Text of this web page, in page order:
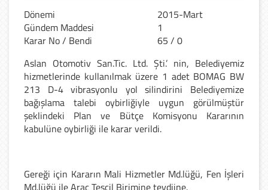
Dönemi
2015-Mart
Gündem Maddesi
1
Karar No / Bendi
65 / 0
Aslan Otomotiv San.Tic. Ltd. Şti.’ nin, Belediyemiz
hizmetlerinde kullanılmak üzere 1 adet BOMAG BW
213 D-4 vibrasyonlu yol silindirini Belediyemize
bağışlama talebi oybirliğiyle uygun görülmüştür
şeklindeki Plan ve Bütçe Komisyonu Kararının
kabulüne oybirliği ile karar verildi.
Gereği için Kararın Mali Hizmetler Md.lüğü, Fen İşleri
Md.lüğü ile Araç Tescil Birimine tevdiine.